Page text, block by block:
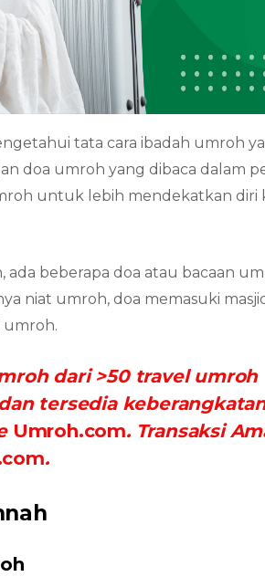
tata cara ibadah umroh
doa umroh yang dibaca dalam
untuk lebih mendekatkan diri
ada beberapa doa atau bacaan
niat umroh, doa memasuki
umroh.
dari >50 travel umroh
tersedia
Umroh.com. Transaksi
.